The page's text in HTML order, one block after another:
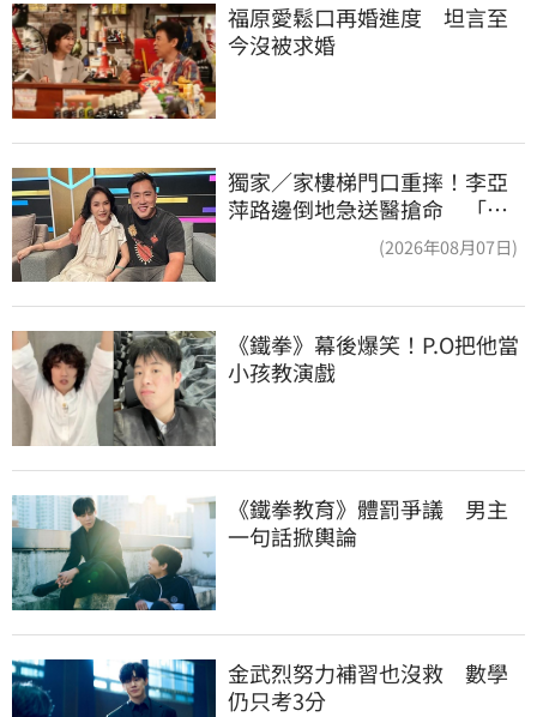
福原愛鬆口再婚進度　坦言至
今沒被求婚
獨家／家樓梯門口重摔！李亞
萍路邊倒地急送醫搶命 「最
(2026年08月07日)
《鐵拳》幕後爆笑！P.O把他當
小孩教演戲
《鐵拳教育》體罰爭議　男主
一句話掀輿論
金武烈努力補習也沒救　數學
仍只考3分